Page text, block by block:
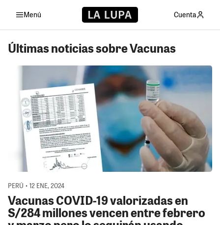
Menú Cuenta
Últimas noticias sobre Vacunas
PERÚ • 12 ENE, 2024
Vacunas COVID-19 valorizadas en
S/284 millones vencen entre febrero